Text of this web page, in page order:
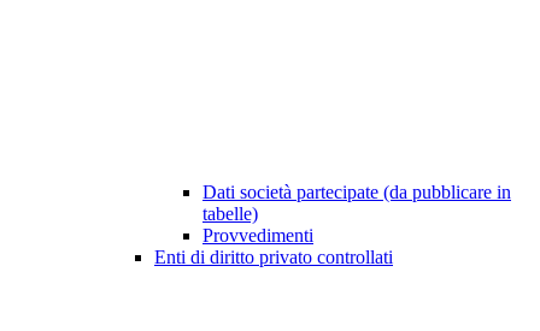
Dati società partecipate (da pubblicare in
tabelle)
Provvedimenti
Enti di diritto privato controllati